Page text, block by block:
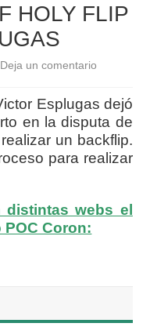
HOLY FLIP
Deja un comentario
Esplugas dejó
en la disputa de
un backflip.
para realizar
distintas webs el
Coron: